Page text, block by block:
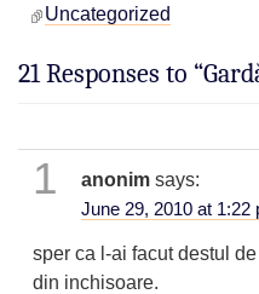
Uncategorized
21 Responses to
1 anonim says:
June 29, 2010 at 1:22
sper ca l-ai facut destul
din inchisoare.